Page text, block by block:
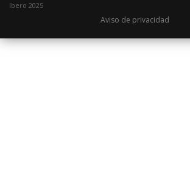
Ibero 2025
Aviso de privacidad